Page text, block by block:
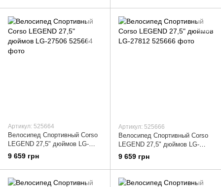
Артикул: 525664
Велосипед Спортивный Corso
LEGEND 27,5" дюймов LG-
27506
9 659 грн
Артикул: 525666
Велосипед Спортивный Corso
LEGEND 27,5" дюймов LG-
27812
9 659 грн